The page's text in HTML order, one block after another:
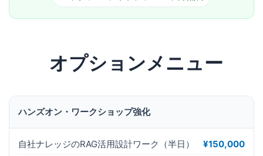
オプションメニュー
ハンズオン・ワークショップ強化
自社ナレッジのRAG活用設計ワーク（半日） ¥150,000